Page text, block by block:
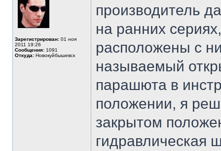
Зарегистрирован: 01 ноя
2011 19:26
Сообщения: 1091
Откуда: Новокуйбышевск
производитель
на ранних
расположены с
называемый
парашюта в
положении, я
закрытом
гидравлическая